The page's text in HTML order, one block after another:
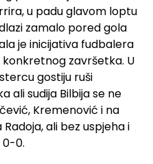
u padu glavom loptu
zamalo pored gola
je inicijativa fudbalera
završetka. U
gostiju ruši
ali sudija Bilbija se ne
Kremenović i na
ali bez uspjeha i
0-0.